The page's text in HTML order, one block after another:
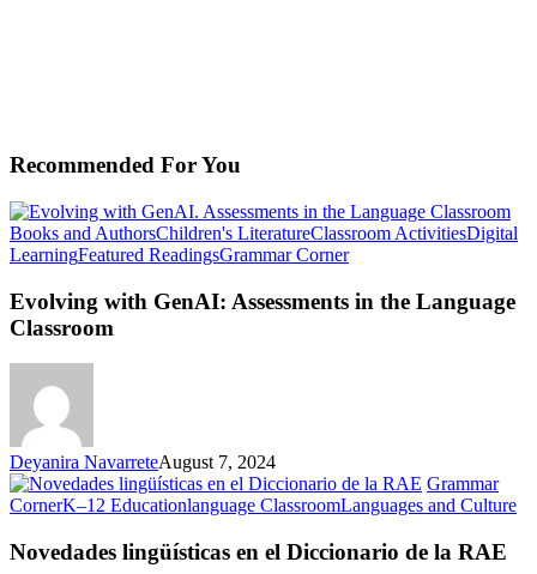
Recommended For You
Books and AuthorsChildren's LiteratureClassroom ActivitiesDigital
LearningFeatured ReadingsGrammar CornerEvolving
GenAI:
Evolving with GenAI: Assessments in the Language
Classroom
Deyanira NavarreteAugust 7, 2024
Grammar
CornerK–12 Educationlanguage ClassroomLanguages and Culture
Novedades lingüísticas en el Diccionario de la RAE